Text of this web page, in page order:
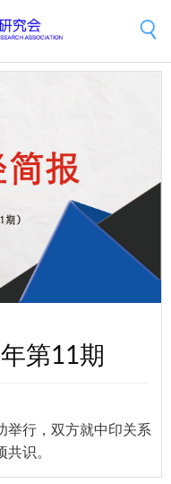
第11期
举行，双方就中印关系
识。